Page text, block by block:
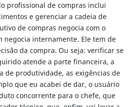
profissional de compras inclui
e gerenciar a cadeia de
de compras negocia com o
negocia internamente. Ele tem de
da compra. Ou seja: verificar se
atende a parte financeira, a
de produtividade, as exigências de
que eu acabei de dar, o usuário
concorrente para o chefe, que